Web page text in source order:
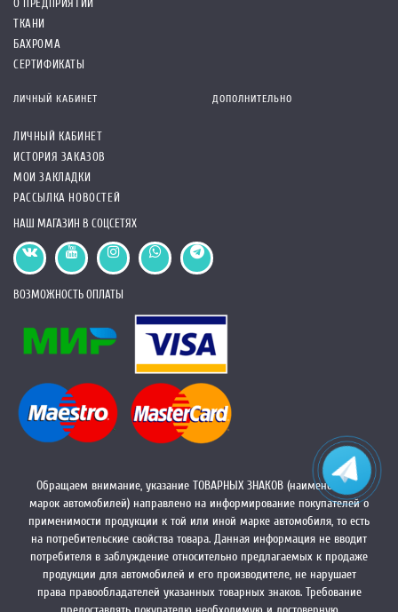
О ПРЕДПРИЯТИИ
ТКАНИ
БАХРОМА
СЕРТИФИКАТЫ
ЛИЧНЫЙ КАБИНЕТ
ЛИЧНЫЙ КАБИНЕТ
ИСТОРИЯ ЗАКАЗОВ
МОИ ЗАКЛАДКИ
РАССЫЛКА НОВОСТЕЙ
ДОПОЛНИТЕЛЬНО
НАШ МАГАЗИН В СОЦСЕТЯХ
ВОЗМОЖНОСТЬ ОПЛАТЫ
Обращаем внимание, указание ТОВАРНЫХ ЗНАКОВ (наименований
марок автомобилей) направлено на информирование покупателей о
применимости продукции к той или иной марке автомобиля, то есть
на потребительские свойства товара. Данная информация не вводит
потребителя в заблуждение относительно предлагаемых к продаже
продукции для автомобилей и его производителе, не нарушает
права правообладателей указанных товарных знаков. Требование